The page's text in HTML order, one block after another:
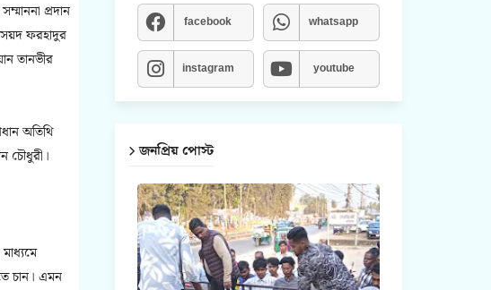
প্রদান
ফরহাদুর
তানভীর
অতিথি
চৌধুরী।
চান। এমন
facebook whatsapp
instagram youtube
জনপ্রিয় পোস্ট